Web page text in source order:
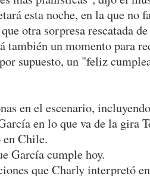
esta noche, en la que no
otra sorpresa rescatada
también un momento para
supuesto, un "feliz
en el escenario,
en lo que va de la gira
en Chile.
García cumple hoy.
que Charly interpretó